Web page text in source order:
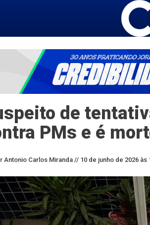
de
PMs e é
Antonio Carlos Miranda // 10 de junho de 2026 às